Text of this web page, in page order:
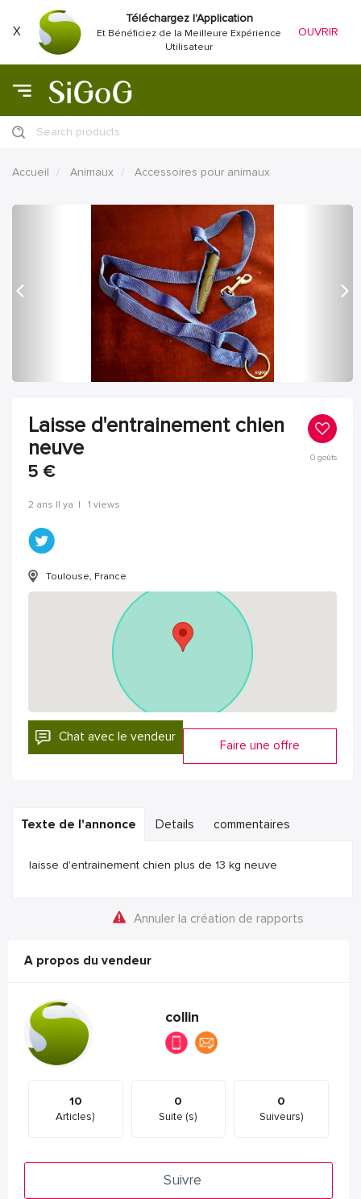
X
Téléchargez l'Application
Et Bénéficiez de la Meilleure Expérience
Utilisateur
OUVRIR
Search products
Accueil Animaux Accessoires pour animaux
Laisse d'entrainement chien
neuve
5 €
0goûts
2 ans Il ya | 1 views
Toulouse, France
Chat avec le vendeur
Faire une offre
Texte de l'annonce Details commentaires
laisse d'entrainement chien plus de 13 kg neuve
Annuler la création de rapports
A propos du vendeur
collin
10
Articles)
0
Suite (s)
0
Suiveurs)
Suivre